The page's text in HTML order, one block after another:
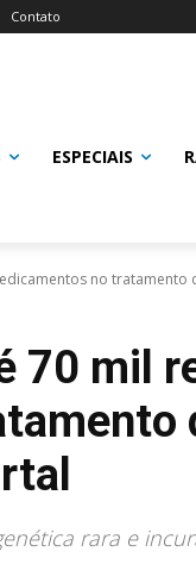
Contato
ESPECIAIS
no tratamento
70 mil
rara e